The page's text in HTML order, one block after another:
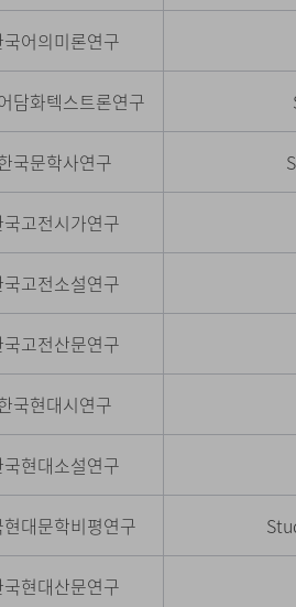
국어의미론연구
담화텍스트론연구
국문학사연구
국고전시가연구
국고전소설연구
국고전산문연구
국현대시연구
국현대소설연구
현대문학비평연구
국현대산문연구